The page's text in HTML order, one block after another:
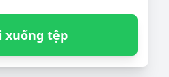
xuống tệp